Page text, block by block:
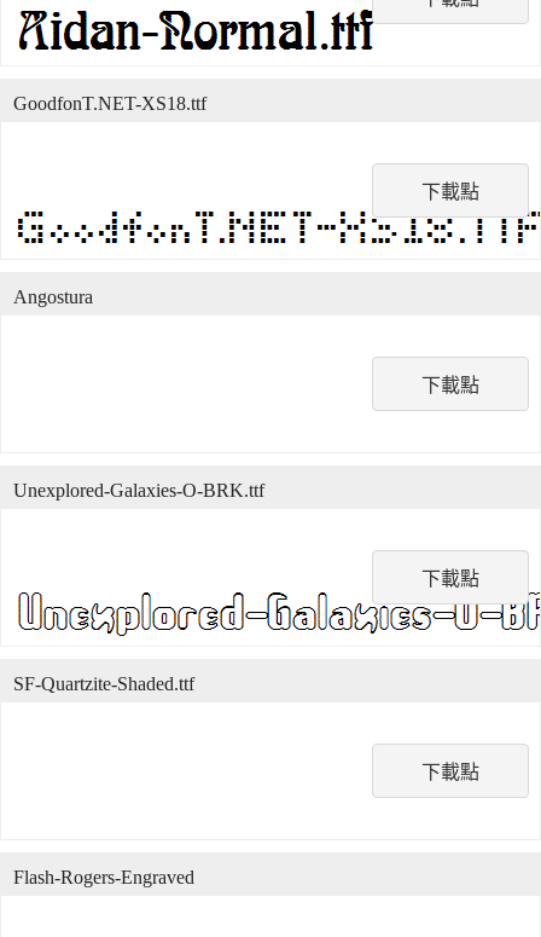
下載點
GoodfonT.NET-XS18.ttf
下載點
Angostura
下載點
Unexplored-Galaxies-O-BRK.ttf
下載點
SF-Quartzite-Shaded.ttf
Flash-Rogers-Engraved